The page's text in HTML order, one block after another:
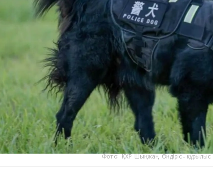
Фото: ҚХР Шыңжаң Өндіріс-құрылыс